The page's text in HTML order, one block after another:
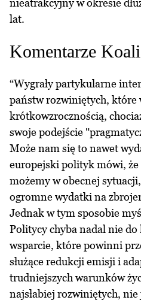
nieatrakcyjny w okresie
lat.
Komentarze
“Wygrały partykularne
państw rozwiniętych, które
krótkowzrocznością,
swoje podejście
Może nam się to nawet
europejski polityk mówi,
możemy w obecnej
ogromne wydatki na
Jednak w tym sposobie
Politycy chyba nadal nie
wsparcie, które powinni
służące redukcji emisji i
trudniejszych warunków
najsłabiej rozwiniętych,